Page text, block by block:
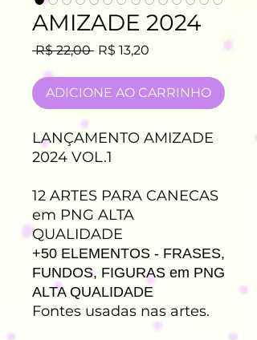
AMIZADE 2024
R$ 22,00 Preço
R$ 13,20
ADICIONE AO CARRINHO
LANÇAMENTO AMIZADE
2024 VOL.1
12 ARTES PARA CANECAS
em PNG ALTA
QUALIDADE
+50 ELEMENTOS - FRASES,
FUNDOS, FIGURAS em PNG
ALTA QUALIDADE
Fontes usadas nas artes.